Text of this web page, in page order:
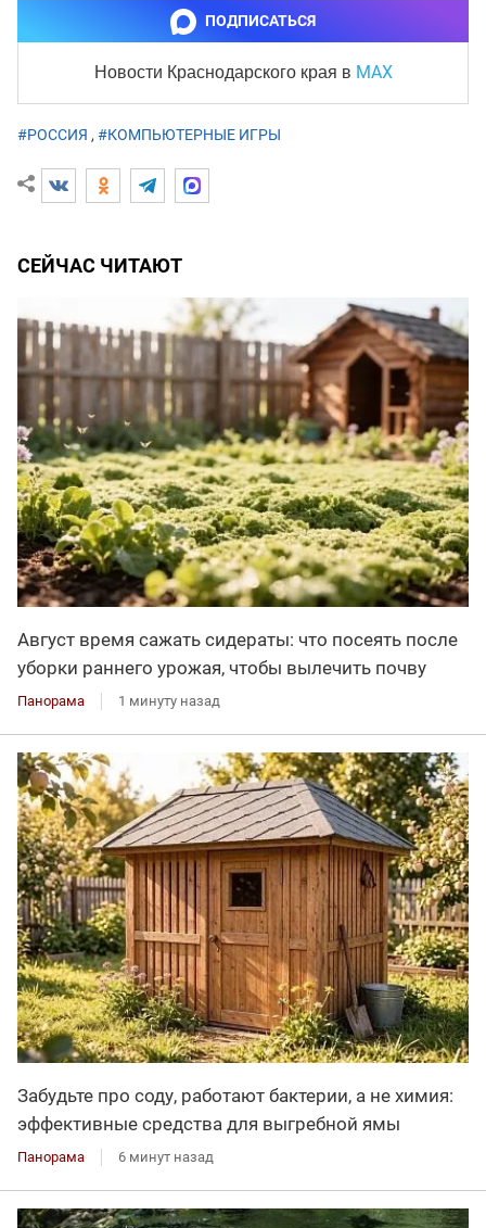
ПОДПИСАТЬСЯ
Новости Краснодарского края в MAX
#РОССИЯ , #КОМПЬЮТЕРНЫЕ ИГРЫ
СЕЙЧАС ЧИТАЮТ
Август время сажать сидераты: что посеять после
уборки раннего урожая, чтобы вылечить почву
Панорама 1 минуту назад
Забудьте про соду, работают бактерии, а не химия:
эффективные средства для выгребной ямы
Панорама 6 минут назад